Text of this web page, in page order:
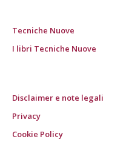
Tecniche Nuove
I libri Tecniche Nuove
Disclaimer e note legali
Privacy
Cookie Policy